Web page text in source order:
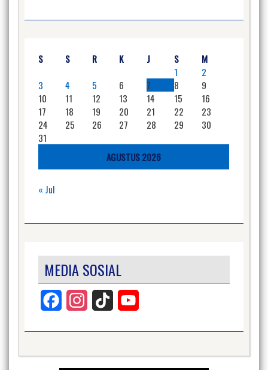
AGUSTUS 2026
S S R K J S
M
1
2
3
4 5 6 7 8
9
10
11 12 13 14 15
16
17
18 19 20 21 22
23
24
25 26 27 28 29
30
31
« Jul
MEDIA SOSIAL
Facebook InstagramTikTok